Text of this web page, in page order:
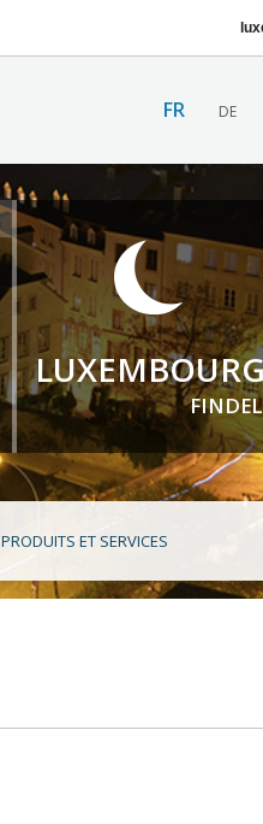
FR DE
FINDEL
PRODUITS ET SERVICES